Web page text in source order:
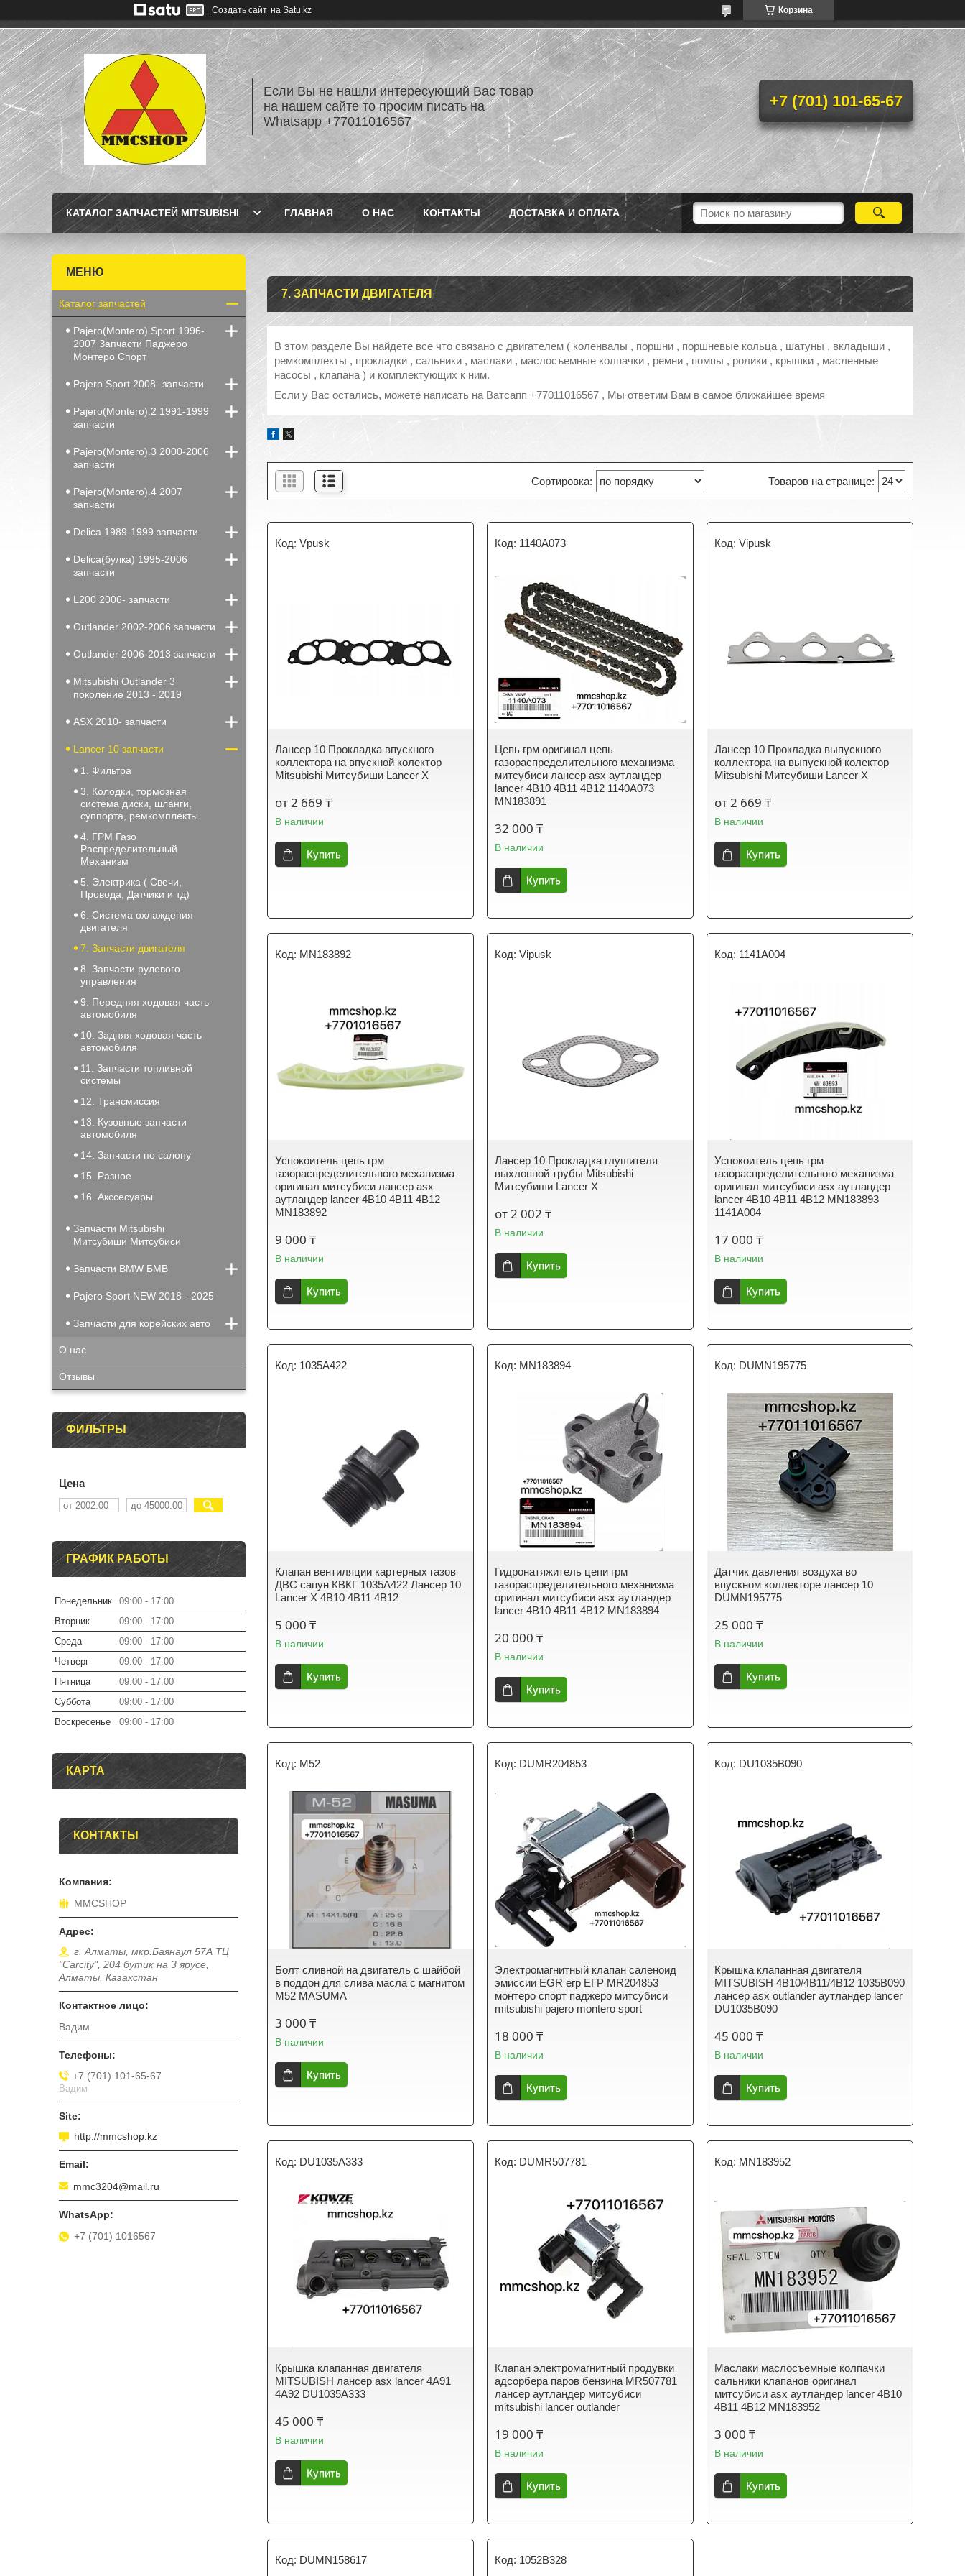
Создать сайт на Satu.kz Корзина
Если Вы не нашли интересующий Вас товар
на нашем сайте то просим писать на
Whatsapp +77011016567
+7 (701) 101-65-67
КАТАЛОГ ЗАПЧАСТЕЙ MITSUBISHI ГЛАВНАЯ О НАС КОНТАКТЫ ДОСТАВКА И ОПЛАТА
7. ЗАПЧАСТИ ДВИГАТЕЛЯ
В этом разделе Вы найдете все что связано с двигателем ( коленвалы , поршни , поршневые кольца , шатуны , вкладыши ,
ремкомплекты , прокладки , сальники , маслаки , маслосъемные колпачки , ремни , помпы , ролики , крышки , масленные
насосы , клапана ) и комплектующих к ним.
Если у Вас остались, можете написать на Ватсапп +77011016567 , Мы ответим Вам в самое ближайшее время
Vpusk
Лансер 10 Прокладка впускного
коллектора на впускной колектор
Mitsubishi Митсубиши Lancer X
от 2 669 ₸
В наличии
Купить
1140A073
Цепь грм оригинал цепь
газораспределительного механизма
митсубиси лансер asx аутландер
lancer 4B10 4B11 4B12 1140A073
MN183891
32 000 ₸
В наличии
Купить
Vipusk
Лансер 10 Прокладка выпускного
коллектора на выпускной колектор
Mitsubishi Митсубиши Lancer X
от 2 669 ₸
В наличии
Купить
MN183892
Успокоитель цепь грм
газораспределительного механизма
оригинал митсубиси лансер asx
аутландер lancer 4B10 4B11 4B12
MN183892
9 000 ₸
В наличии
Купить
Vipusk
Лансер 10 Прокладка глушителя
выхлопной трубы Mitsubishi
Митсубиши Lancer X
от 2 002 ₸
В наличии
Купить
1141A004
Успокоитель цепь грм
газораспределительного механизма
оригинал митсубиси asx аутландер
lancer 4B10 4B11 4B12 MN183893
1141A004
17 000 ₸
В наличии
Купить
1035A422
Клапан вентиляции картерных газов
ДВС сапун КВКГ 1035A422 Лансер 10
Lancer X 4B10 4B11 4B12
5 000 ₸
В наличии
Купить
MN183894
Гидронатяжитель цепи грм
газораспределительного механизма
оригинал митсубиси asx аутландер
lancer 4B10 4B11 4B12 MN183894
20 000 ₸
В наличии
Купить
DUMN195775
Датчик давления воздуха во
впускном коллекторе лансер 10
DUMN195775
25 000 ₸
В наличии
Купить
M52
Болт сливной на двигатель с шайбой
в поддон для слива масла с магнитом
M52 MASUMA
3 000 ₸
В наличии
Купить
DUMR204853
Электромагнитный клапан саленоид
эмиссии EGR егр ЕГР MR204853
монтеро спорт паджеро митсубиси
mitsubishi pajero montero sport
18 000 ₸
В наличии
Купить
DU1035B090
Крышка клапанная двигателя
MITSUBISH 4B10/4B11/4B12 1035B090
лансер asx outlander аутландер lancer
DU1035B090
45 000 ₸
В наличии
Купить
DU1035A333
Крышка клапанная двигателя
MITSUBISH лансер asx lancer 4A91
4A92 DU1035A333
45 000 ₸
В наличии
Купить
DUMR507781
Клапан электромагнитный продувки
адсорбера паров бензина MR507781
лансер аутландер митсубиси
mitsubishi lancer outlander
19 000 ₸
В наличии
Купить
MN183952
Маслаки маслосъемные колпачки
сальники клапанов оригинал
митсубиси asx аутландер lancer 4B10
4B11 4B12 MN183952
3 000 ₸
В наличии
Купить
DUMN158617 1052B328
Каталог запчастей
Pajero(Montero) Sport 1996-
2007 Запчасти Паджеро
Монтеро Спорт
Pajero Sport 2008- запчасти
Pajero(Montero).2 1991-1999
запчасти
Pajero(Montero).3 2000-2006
запчасти
Pajero(Montero).4 2007
запчасти
Delica 1989-1999 запчасти
Delica(булка) 1995-2006
запчасти
L200 2006- запчасти
Outlander 2002-2006 запчасти
Outlander 2006-2013 запчасти
Mitsubishi Outlander 3
поколение 2013 - 2019
ASX 2010- запчасти
Lancer 10 запчасти
1. Фильтра
3. Колодки, тормозная
система диски, шланги,
суппорта, ремкомплекты.
4. ГРМ Газо
Распределительный
Механизм
5. Электрика ( Свечи,
Провода, Датчики и тд)
6. Система охлаждения
двигателя
7. Запчасти двигателя
8. Запчасти рулевого
управления
9. Передняя ходовая часть
автомобиля
10. Задняя ходовая часть
автомобиля
11. Запчасти топливной
системы
12. Трансмиссия
13. Кузовные запчасти
автомобиля
14. Запчасти по салону
15. Разное
16. Акссесуары
Запчасти Mitsubishi
Митсубиши Митсубиси
Запчасти BMW БМВ
Pajero Sport NEW 2018 - 2025
Запчасти для корейских авто
О нас
Отзывы
ФИЛЬТРЫ
Цена
ГРАФИК РАБОТЫ
Понедельник 09:00
17:00
Вторник
09:00
17:00
Среда
09:00
17:00
Четверг
09:00
17:00
Пятница
09:00
17:00
Суббота
09:00
17:00
Воскресенье
09:00 17:00
КАРТА
КОНТАКТЫ
MMCSHOP
г. Алматы, мкр.Баянаул 57А ТЦ
"Carcity", 204 бутик на 3 ярусе,
Алматы, Казахстан
Вадим
+7 (701) 101-65-67
Вадим
http://mmcshop.kz
mmc3204@mail.ru
+7 (701) 1016567